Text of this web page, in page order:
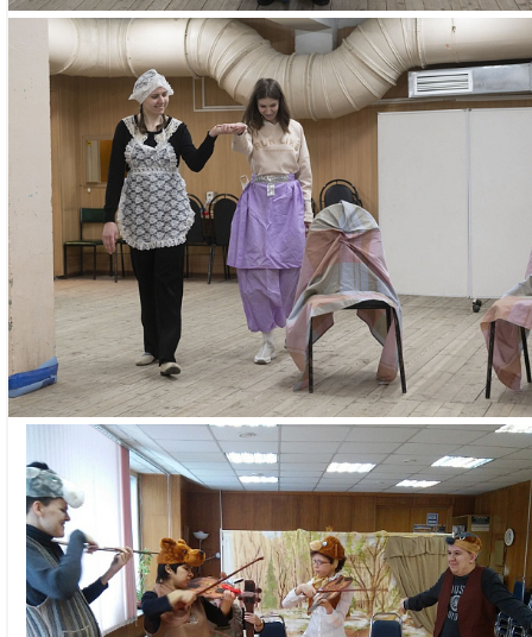
– паспорт
– СНИЛС